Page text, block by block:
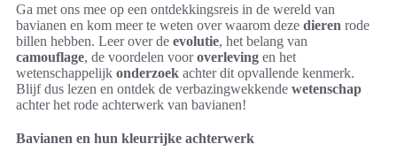
Ga met ons mee op een ontdekkingsreis in de wereld van
bavianen en kom meer te weten over waarom deze dieren rode
billen hebben. Leer over de evolutie, het belang van
camouflage, de voordelen vooroverleving en het
wetenschappelijk onderzoek achter dit opvallende kenmerk.
Blijf dus lezen en ontdek de verbazingwekkende wetenschap
achter het rode achterwerk van bavianen!
Bavianen en hun kleurrijke achterwerk